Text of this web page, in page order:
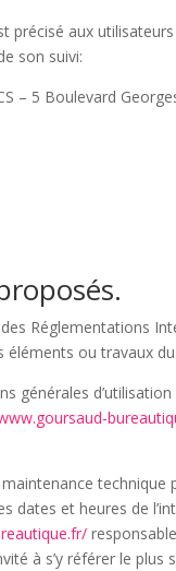
précisé aux
son suivi:
– 5 Boulevard
Réglementations
ou travaux du
générales
dates et heures de
à s’y référer le plus